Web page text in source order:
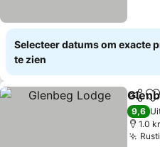
Selecteer datums om exacte
te zien
Delen
9,6
1.0